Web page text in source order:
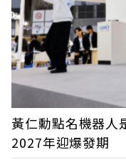
黃仁勳點名機器人
2027年迎爆發期